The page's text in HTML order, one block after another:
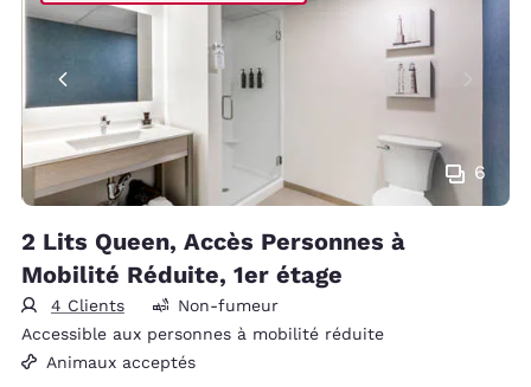
6
2 Lits Queen, Accès Personnes à
Mobilité Réduite, 1er étage
4 Clients
Non-fumeur
Accessible aux personnes à mobilité réduite
Animaux acceptés